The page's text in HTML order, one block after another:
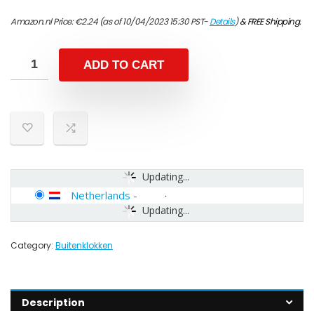
Amazon.nl Price:€2.24(as of 10/04/2023 15:30 PST-Details)&FREE Shipping.
ADD TO CART
Updating...
Updating...
Netherlands -
Category: Buitenklokken
Description